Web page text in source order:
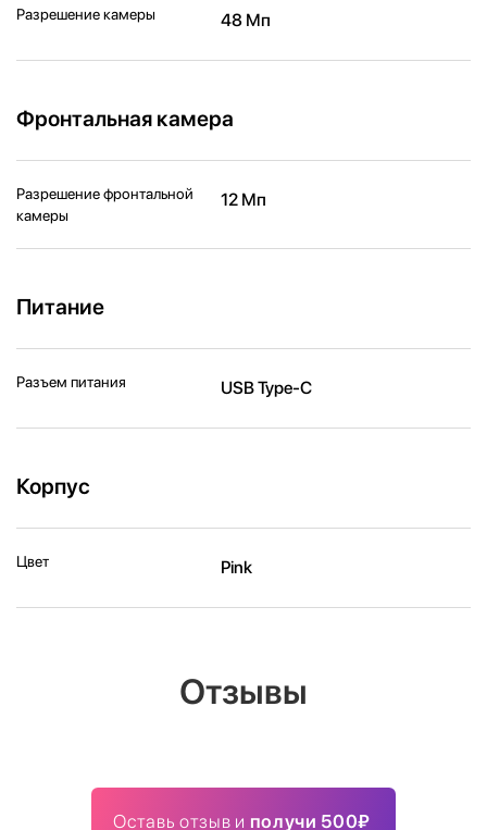
Разрешение камеры 48 Мп
Фронтальная камера
Разрешение фронтальной
камеры
12 Мп
Питание
Разъем питания USB Type-C
Корпус
Цвет Pink
Отзывы
Оставь отзыв и получи 500₽